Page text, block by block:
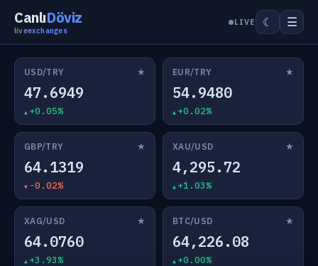
CanlıDöviz
liveexchanges
LIVE ☾ ☰
USD/TRY ★
47.6949
+0.05%
EUR/TRY ★
54.9480
+0.02%
GBP/TRY ★
64.1319
-0.02%
XAU/USD ★
4,295.72
+1.03%
XAG/USD ★
64.0760
+3.93%
BTC/USD ★
64,226.08
+0.00%